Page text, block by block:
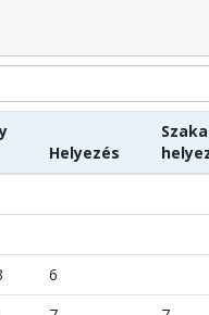
Helyezés
6